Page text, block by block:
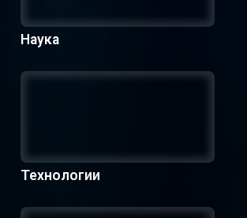
Наука
Технологии